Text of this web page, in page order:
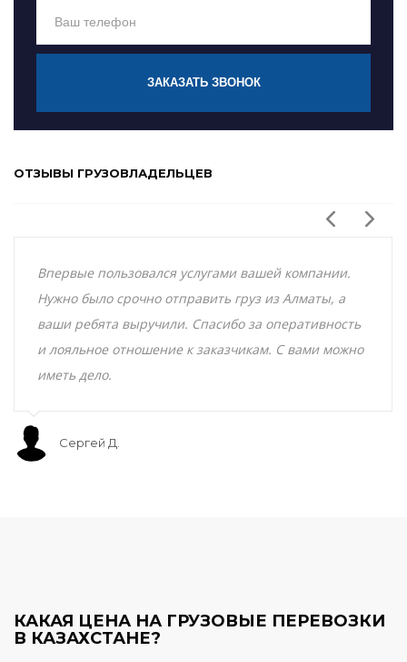
ЗАКАЗАТЬ ЗВОНОК
ОТЗЫВЫ ГРУЗОВЛАДЕЛЬЦЕВ
Впервые пользовался услугами вашей компании.
Нужно было срочно отправить груз из Алматы, а
ваши ребята выручили. Спасибо за оперативность
и лояльное отношение к заказчикам. С вами можно
иметь дело.
Сергей Д.
КАКАЯ ЦЕНА НА ГРУЗОВЫЕ ПЕРЕВОЗКИ
В КАЗАХСТАНЕ?